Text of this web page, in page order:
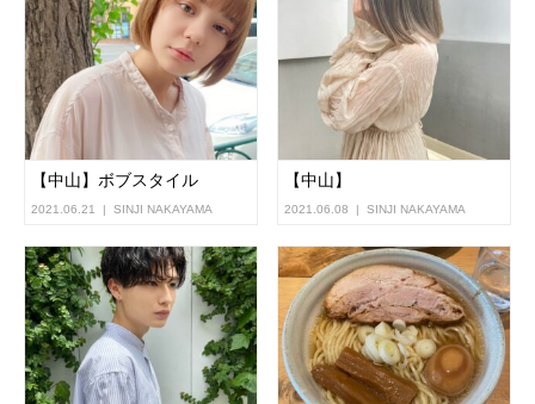
【中山】ボブスタイル
2021.06.21 SINJI NAKAYAMA
【中山】
2021.06.08 SINJI NAKAYAMA